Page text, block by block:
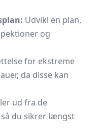
Udvikl en plan,
og
for ekstreme
da disse kan
ud fra de
så du sikrer længst